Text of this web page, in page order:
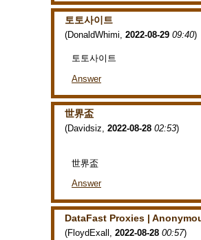
토토사이트
(DonaldWhimi 2022-08-29 09:40)
토토사이트
Answer
世界盃
(Davidsiz 2022-08-28 02:53)
世界盃
Answer
DataFast Proxies |
(FloydExall , 2022-08-28 00:57)